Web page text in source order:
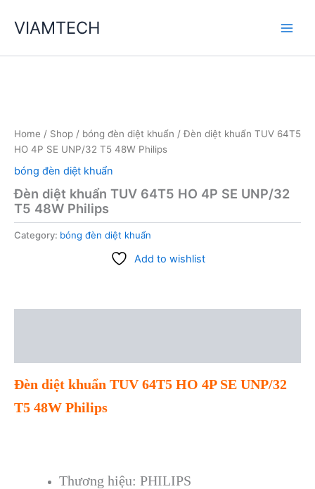
VIAMTECH
Home / Shop / bóng đèn diệt khuẩn / Đèn diệt khuẩn TUV 64T5
HO 4P SE UNP/32 T5 48W Philips
bóng đèn diệt khuẩn
Đèn diệt khuẩn TUV 64T5 HO 4P SE UNP/32
T5 48W Philips
Category: bóng đèn diệt khuẩn
Add to wishlist
Đèn diệt khuẩn TUV 64T5 HO 4P SE UNP/32
T5 48W Philips
Thương hiệu: PHILIPS